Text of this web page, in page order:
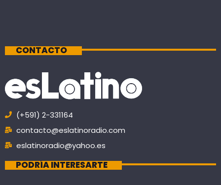
CONTACTO
(+591) 2-331164
contacto@eslatinoradio.com
eslatinoradio@yahoo.es
PODRÍA INTERESARTE